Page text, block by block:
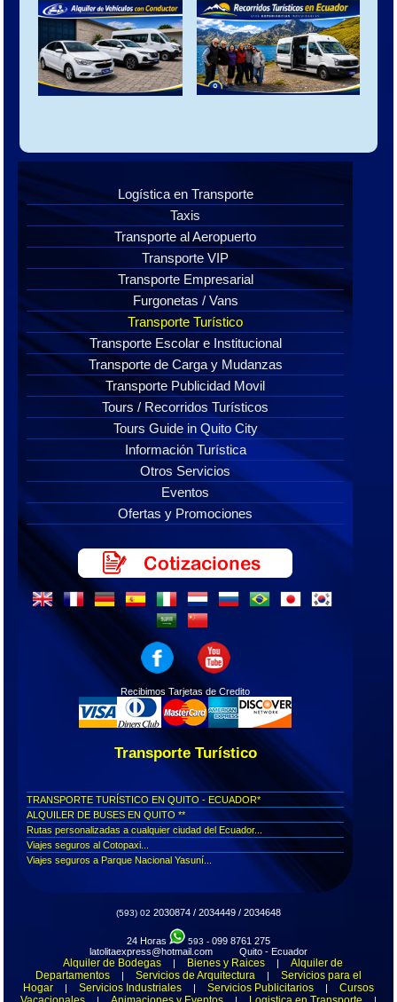
Logística en Transporte
Taxis
Transporte al Aeropuerto
Transporte VIP
Transporte Empresarial
Furgonetas / Vans
Transporte Turístico
Transporte Escolar e Institucional
Transporte de Carga y Mudanzas
Transporte Publicidad Movil
Tours / Recorridos Turísticos
Tours Guide in Quito City
Información Turística
Otros Servicios
Eventos
Ofertas y Promociones
Recibimos Tarjetas de Credito
Transporte Turístico
TRANSPORTE TURÍSTICO EN QUITO - ECUADOR*
ALQUILER DE BUSES EN QUITO **
Rutas personalizadas a cualquier ciudad del Ecuador...
Viajes seguros al Cotopaxi...
Viajes seguros a Parque Nacional Yasuní...
Viajes seguros Mitad del Mundo...
Explora la neturaleza y cultura de las regiones Andina, Amazónica y
Costa Ecuatoriana...
Aventura en la Mitad del Mundo - Full day Quito....
Viaja y admira la belleza de Otavalo, Cotopaxi, Baños, Quilotoa,
Papallacta....
(593) 02 2030874 / 2034449 / 2034648
24 Horas 593 -099 8761 275
latolitaexpress@hotmail.com Quito - Ecuador
Alquiler de Bodegas Bienes y Raices
Alquiler de
Departamentos
Servicios de Arquitectura
Servicios para el
Hogar
Servicios Industriales Servicios Publicitarios
Cursos